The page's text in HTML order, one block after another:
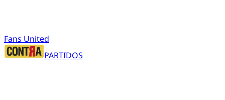
Fans United
PARTIDOS